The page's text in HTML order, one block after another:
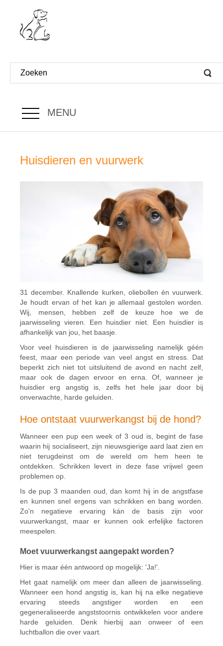
MENU
Huisdieren en vuurwerk
31 december. Knallende kurken, oliebollen én vuurwerk.
Je houdt ervan of het kan je allemaal gestolen worden.
Wij, mensen, hebben zelf de keuze hoe we de
jaarwisseling vieren. Een huisdier niet. Een huisdier is
afhankelijk van jou, het baasje.
Voor veel huisdieren is de jaarwisseling namelijk géén
feest, maar een periode van veel angst en stress. Dat
beperkt zich niet tot uitsluitend de avond en nacht zelf,
maar ook de dagen ervoor en erna. Of, wanneer je
huisdier erg angstig is, zelfs het hele jaar door bij
onverwachte, harde geluiden.
Hoe ontstaat vuurwerkangst bij de hond?
Wanneer een pup een week of 3 oud is, begint de fase
waarin hij socialiseert, zijn nieuwsgierige aard laat zien en
niet terugdeinst om de wereld om hem heen te
ontdekken. Schrikken levert in deze fase vrijwel geen
problemen op.
Is de pup 3 maanden oud, dan komt hij in de angstfase
en kunnen snel ergens van schrikken en bang worden.
Zo'n negatieve ervaring kán de basis zijn voor
vuurwerkangst, maar er kunnen ook erfelijke factoren
meespelen.
Moet vuurwerkangst aangepakt worden?
Hier is maar één antwoord op mogelijk: 'Ja!'.
Het gaat namelijk om meer dan alleen de jaarwisseling.
Wanneer een hond angstig is, kan hij na elke negatieve
ervaring steeds angstiger worden en een
gegeneraliseerde angststoornis ontwikkelen voor andere
harde geluiden. Denk hierbij aan onweer of een
luchtballon die over vaart.